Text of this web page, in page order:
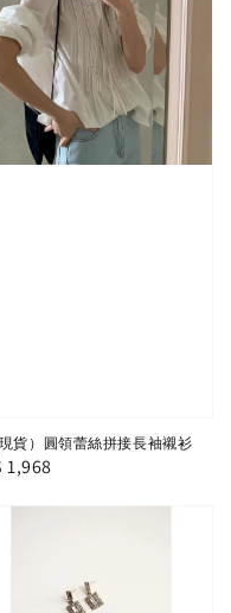
現貨）圓領蕾絲拼接長袖襯衫
1,968